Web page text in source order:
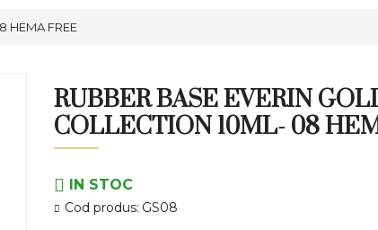
HEMA FREE
RUBBER BASE EVERIN
COLLECTION 10ML- 08
IN STOC
Cod produs: GS08